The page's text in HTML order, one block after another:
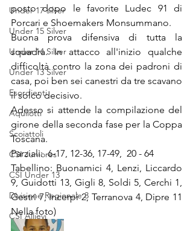
Under 17 silver
Under 15 Silver
Under 14 Silver
Under 13 Silver
Esordienti
Aquilotti
Scoiattoli
CSI Juniores
CSI Under 13
Divisione Regionale 3
CSI Allievi
posto dopo le favorite Ludec 91 di
Porcari e Shoemakers Monsummano.
Buona prova difensiva di tutta la
squadra. In attacco all'inizio qualche
difficoltà contro la zona dei padroni di
casa, poi ben sei canestri da tre scavano
il solco decisivo.
Adesso si attende la compilazione del
girone della seconda fase per la Coppa
Toscana.
Parziali:  6-17, 12-36, 17-49,  20 - 64
Tabellino: Buonamici 4, Lenzi, Liccardo
9, Guidotti 13, Gigli 8, Soldi 5, Cerchi 1,
Gestri 7, Incerpi 2, Terranova 4, Dipre 11
Nella foto)